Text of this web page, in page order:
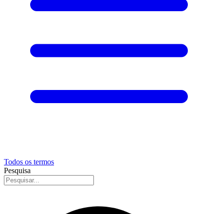
Todos os termos
Pesquisa